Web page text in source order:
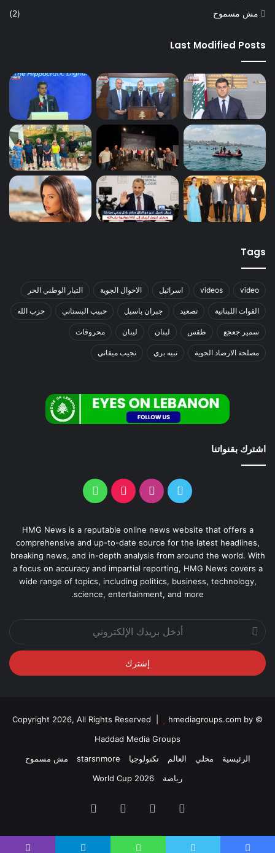
مش مسموح
(2)
Last Modified Posts
Tags
video
videos اسرائيل الاحوال الجوية التيار الوطني الحر
القوات اللبنانية تصعيد جبران باسيل حبيب البستاني حزب الله
سمير جعجع طقس لبنان لينان محروقات
مصلحة الارصاد الجوية نبيه بري نجيب ميقاتي
اشترك بقنواتنا
HMG News is a reputable online news website that offers a
comprehensive and up-to-date source for the latest headlines,
breaking news, and in-depth analysis from around the world. With
a focus on accuracy and impartial reporting, HMG News covers a
wide range of topics, including politics, business, technology,
science, entertainment, and more.
بريدك
الإلكتروني
© Copyright 2026, All Rights Reserved |
hmediagroups.com by
Haddad Media Groups
الرئيسية
محلي العالم تكنولوجيا starsnmore
مش مسموح
رياضة
World Cup 2026